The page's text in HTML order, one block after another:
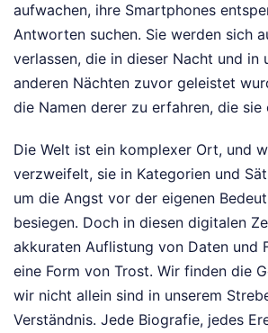
aufwachen, ihre Smartphones
Antworten suchen. Sie werden sich
verlassen, die in dieser Nacht und in
anderen Nächten zuvor geleistet
die Namen derer zu erfahren, die sie
Die Welt ist ein komplexer Ort, und
verzweifelt, sie in Kategorien und
um die Angst vor der eigenen
besiegen. Doch in diesen digitalen
akkuraten Auflistung von Daten und
eine Form von Trost. Wir finden die
wir nicht allein sind in unserem
Verständnis. Jede Biografie, jedes